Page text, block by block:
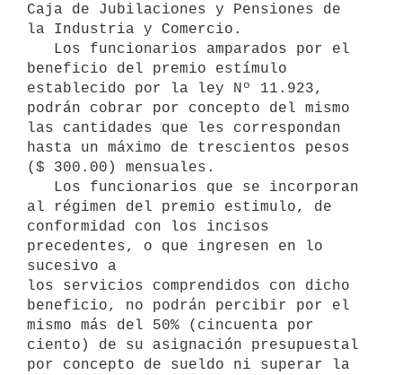
Caja de Jubilaciones y Pensiones de
la Industria y Comercio.
beneficio del premio estímulo
establecido por la ley Nº 11.923,
podrán cobrar por concepto del mismo
las cantidades que les correspondan
hasta un máximo de trescientos pesos
($ 300.00) mensuales.
al régimen del premio estimulo, de
conformidad con los incisos
precedentes, o que ingresen en lo
sucesivo a
los servicios comprendidos con dicho
beneficio, no podrán percibir por el
mismo más del 50% (cincuenta por
ciento) de su asignación presupuestal
por concepto de sueldo ni superar la